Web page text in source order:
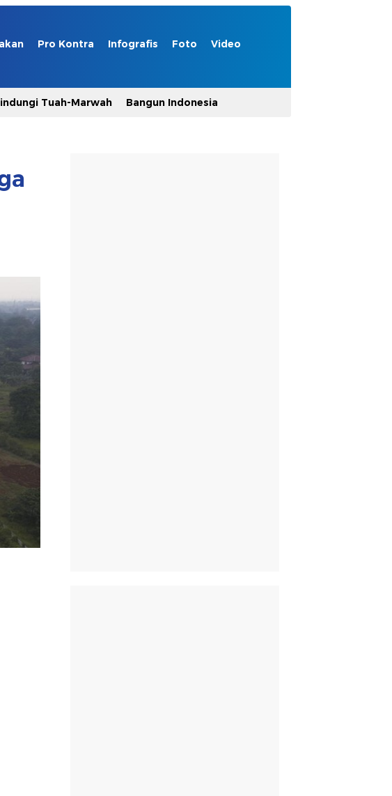
Pro Kontra Infografis Foto Video
Tuah-Marwah Bangun Indonesia